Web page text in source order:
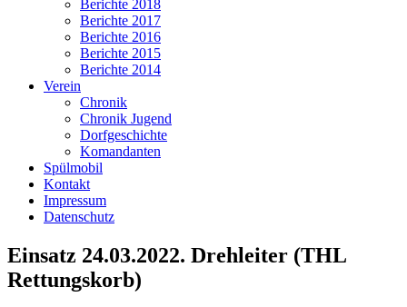
Berichte 2018
Berichte 2017
Berichte 2016
Berichte 2015
Berichte 2014
Verein
Chronik
Chronik Jugend
Dorfgeschichte
Komandanten
Spülmobil
Kontakt
Impressum
Datenschutz
Einsatz 24.03.2022. Drehleiter (THL
Rettungskorb)